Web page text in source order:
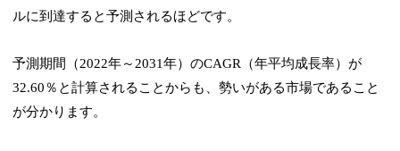
ルに到達すると予測されるほどです。
予測期間（2022年～2031年）のCAGR（年平均成長率）が
32.60％と計算されることからも、勢いがある市場であること
が分かります。